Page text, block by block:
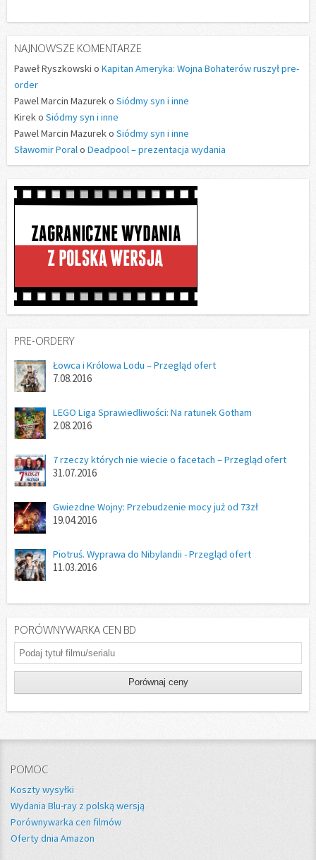
NAJNOWSZE KOMENTARZE
Paweł Ryszkowski o Kapitan Ameryka: Wojna Bohaterów ruszył pre-
order
Pawel Marcin Mazurek o Siódmy syn i inne
Kirek o Siódmy syn i inne
Pawel Marcin Mazurek o Siódmy syn i inne
Sławomir Poral o Deadpool – prezentacja wydania
PRE-ORDERY
Łowca i Królowa Lodu – Przegląd ofert
7.08.2016
LEGO Liga Sprawiedliwości: Na ratunek Gotham
2.08.2016
7 rzeczy których nie wiecie o facetach – Przegląd ofert
31.07.2016
Gwiezdne Wojny: Przebudzenie mocy już od 73zł
19.04.2016
Piotruś. Wyprawa do Nibylandii - Przegląd ofert
11.03.2016
PORÓWNYWARKA CEN BD
POMOC
Koszty wysyłki
Wydania Blu-ray z polską wersją
Porównywarka cen filmów
Oferty dnia Amazon